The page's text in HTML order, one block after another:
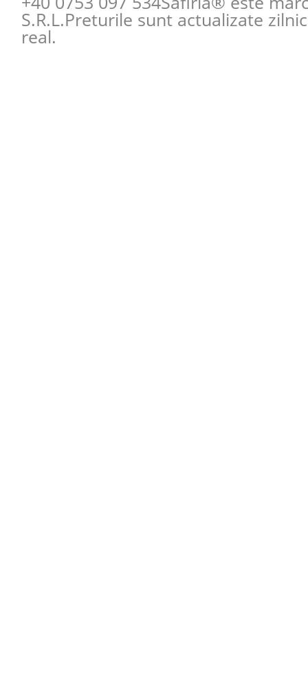
S.R.L.Preturile sunt actualizate
real.